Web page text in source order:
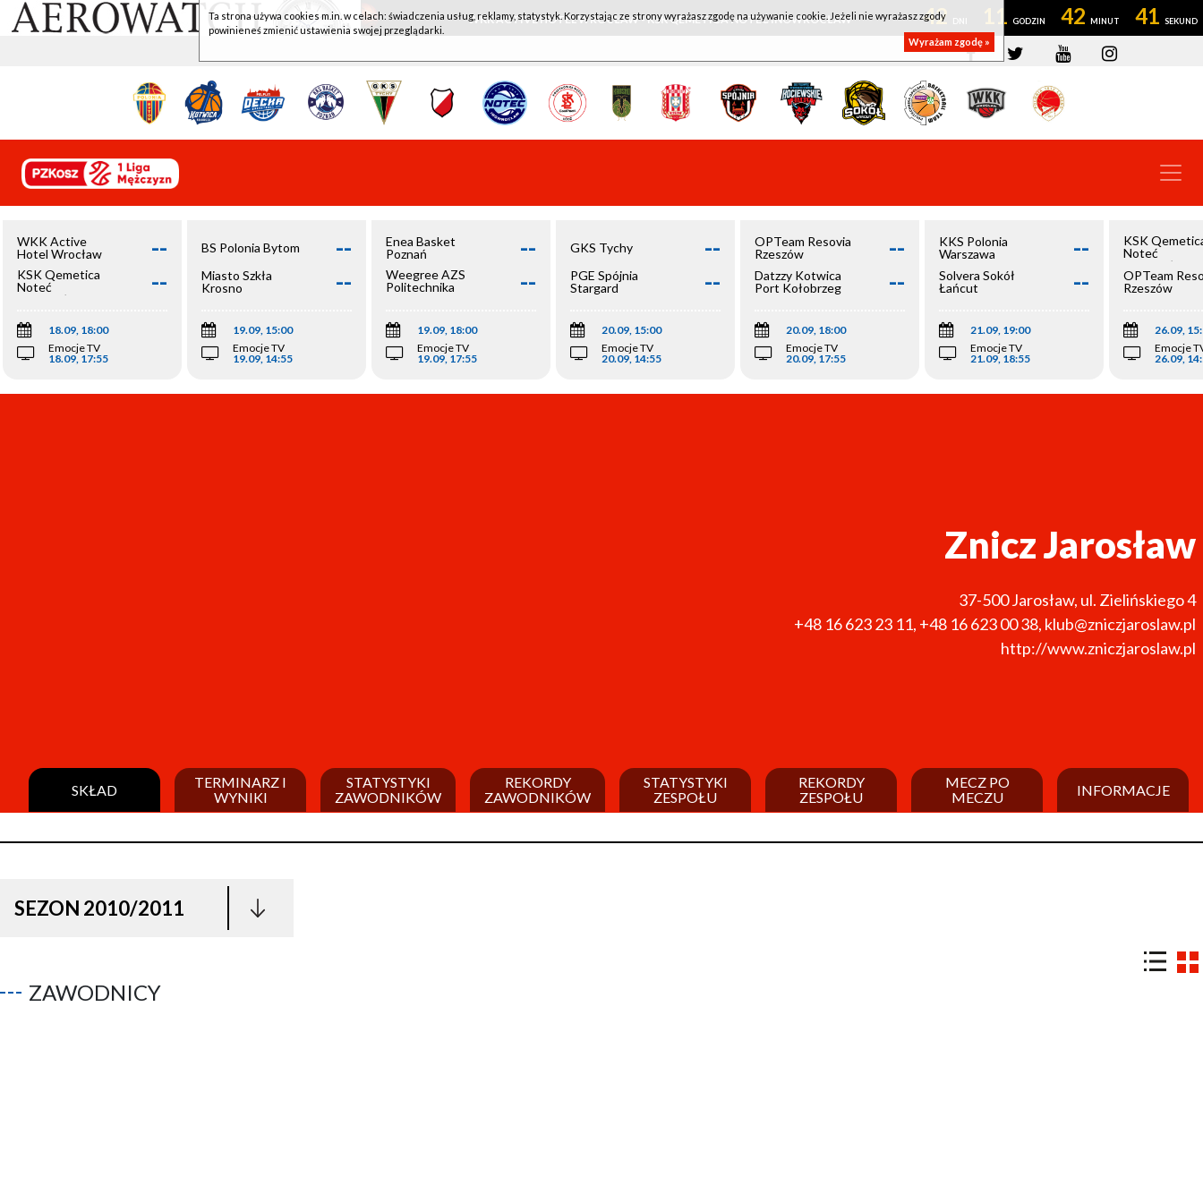
WKK ACTIVE HOTEL WROCŁAW - KSK QEMETICA NOTEĆ INOWROCŁAW 42 11 42 41
WKK Active
Hotel Wrocław
--
KSK Qemetica
Noteć
Inowrocław
--
18.09, 18:00
Emocje TV
18.09, 17:55
BS Polonia Bytom --
Miasto Szkła
Krosno
--
19.09, 15:00
Emocje TV
19.09, 14:55
Enea Basket
Poznań
--
Weegree AZS
Politechnika
--
19.09, 18:00
Emocje TV
19.09, 17:55
GKS Tychy --
PGE Spójnia
Stargard
--
20.09, 15:00
Emocje TV
20.09, 14:55
OPTeam Resovia
Rzeszów
--
Datzzy Kotwica
Port Kołobrzeg
--
20.09, 18:00
Emocje TV
20.09, 17:55
KKS Polonia
Warszawa
--
Solvera Sokół
Łańcut
--
21.09, 19:00
Emocje TV
21.09, 18:55
KSK
Noteć
Inowrocław
OPTeam
Rzeszów
26.09,
Emocje
26.09,
Znicz Jarosław
37-500Jarosław, ul. Zielińskiego 4
+48 16 623 23 11, +48 16 623 00 38, klub@zniczjaroslaw.pl
http://www.zniczjaroslaw.pl
SKŁAD
TERMINARZ I
WYNIKI
STATYSTYKI
ZAWODNIKÓW
REKORDY
ZAWODNIKÓW
STATYSTYKI
ZESPOŁU
REKORDY
ZESPOŁU
MECZ PO
MECZU
INFORMACJE
SEZON 2010/2011
ZAWODNICY
Ta strona używa cookies m.in. w celach: świadczenia usług, reklamy, statystyk. Korzystając ze strony wyrażasz zgodę na używanie cookie. Jeżeli nie wyrażasz zgody
powinieneś zmienić ustawienia swojej przeglądarki.
Wyrażam zgodę »